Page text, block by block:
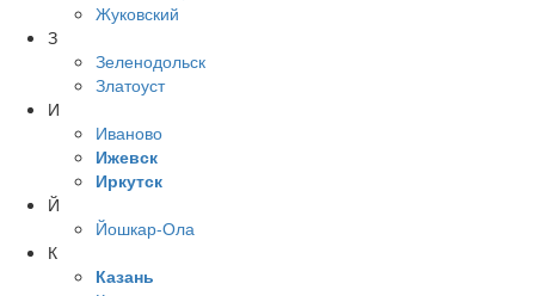
Жуковский
З
Зеленодольск
Златоуст
И
Иваново
Ижевск
Иркутск
Й
Йошкар-Ола
К
Казань